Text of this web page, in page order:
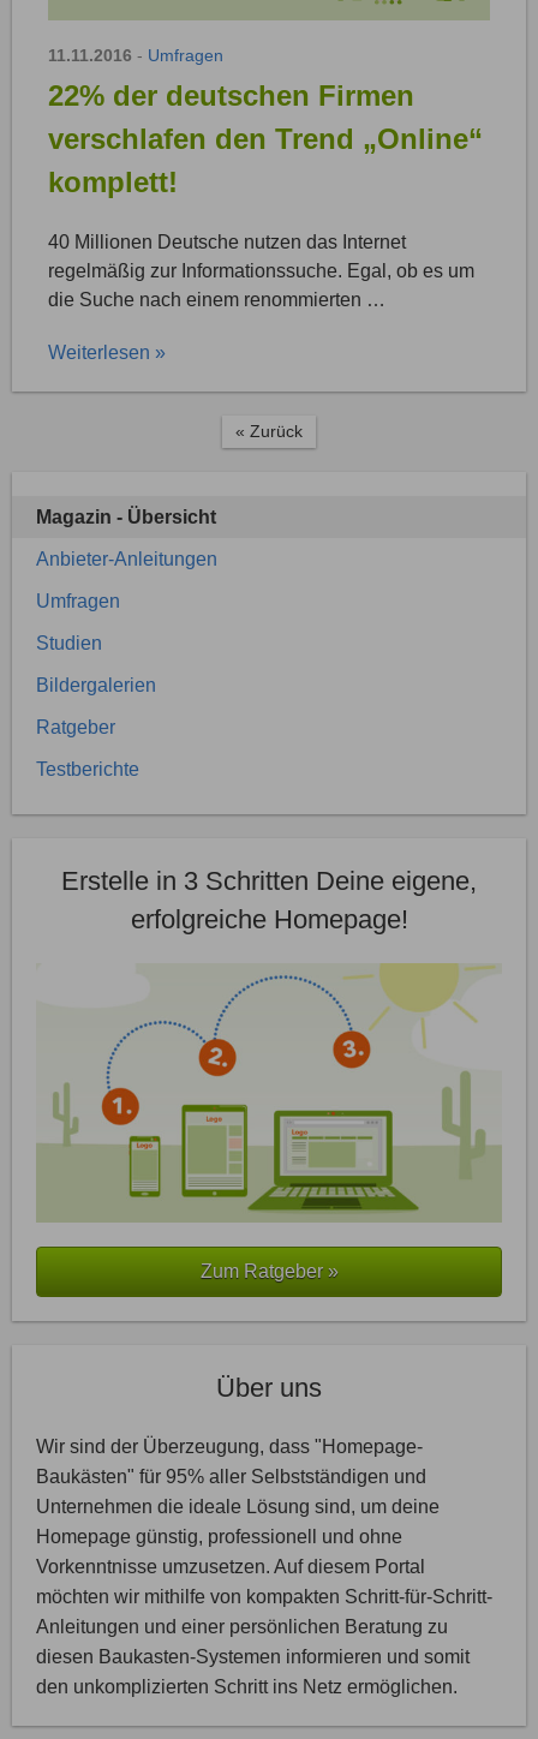
11.11.2016 - Umfragen
22% der deutschen Firmen
verschlafen den Trend „Online“
komplett!
40 Millionen Deutsche nutzen das Internet
regelmäßig zur Informationssuche. Egal, ob es um
die Suche nach einem renommierten …
Weiterlesen »
« Zurück
Magazin - Übersicht
Anbieter-Anleitungen
Umfragen
Studien
Bildergalerien
Ratgeber
Testberichte
Erstelle in 3 Schritten Deine eigene,
erfolgreiche Homepage!
Zum Ratgeber »
Über uns
Wir sind der Überzeugung, dass "Homepage-
Baukästen" für 95% aller Selbstständigen und
Unternehmen die ideale Lösung sind, um deine
Homepage günstig, professionell und ohne
Vorkenntnisse umzusetzen. Auf diesem Portal
möchten wir mithilfe von kompakten Schritt-für-Schritt-
Anleitungen und einer persönlichen Beratung zu
diesen Baukasten-Systemen informieren und somit
den unkomplizierten Schritt ins Netz ermöglichen.